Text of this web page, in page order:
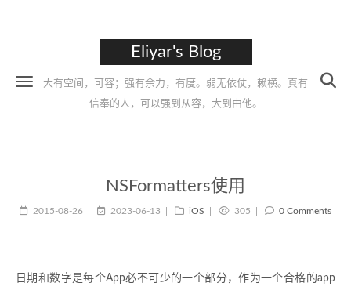
Eliyar's Blog
大有空间，可容；强有余力，有度。弱无依仗，赖横。真有
信奉的人，可以强到从容，大到由他。
NSFormatters使用
2015-08-26 2023-06-13 iOS 305 0 Comments
日期和数字是每个App必不可少的一个部分，作为一个合格的app